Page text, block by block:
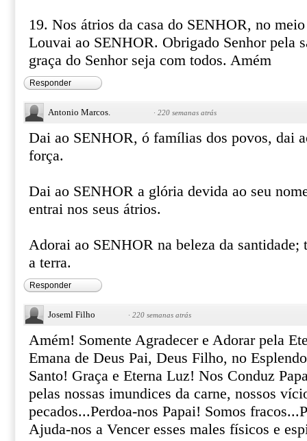
19. Nos átrios da casa do SENHOR, no
Louvai ao SENHOR. Obrigado Senhor pela
graça do Senhor seja com todos. Amém
Responder
Antonio Marcos. · 220 semanas atrás
Dai ao SENHOR, ó famílias dos povos, dai
força.
Dai ao SENHOR a glória devida ao seu
entrai nos seus átrios.
Adorai ao SENHOR na beleza da santidade;
a terra.
Responder
Joseml Filho · 220 semanas atrás
Amém! Somente Agradecer e Adorar pela
Emana de Deus Pai, Deus Filho, no
Santo! Graça e Eterna Luz! Nos Conduz
pelas nossas imundices da carne, nossos
pecados...Perdoa-nos Papai! Somos
Ajuda-nos a Vencer esses males físicos e